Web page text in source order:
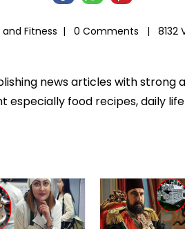
Fitness | 0 Comments | 8132
news articles with strong
food recipes, daily